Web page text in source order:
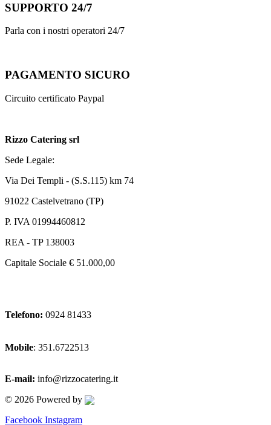
SUPPORTO 24/7
Parla con i nostri operatori 24/7
PAGAMENTO SICURO
Circuito certificato Paypal
Rizzo Catering srl
Sede Legale:
Via Dei Templi - (S.S.115) km 74
91022 Castelvetrano (TP)
P. IVA 01994460812
REA - TP 138003
Capitale Sociale € 51.000,00
Telefono: 0924 81433
Mobile: 351.6722513
E-mail: info@rizzocatering.it
© 2026 Powered by
Facebook Instagram